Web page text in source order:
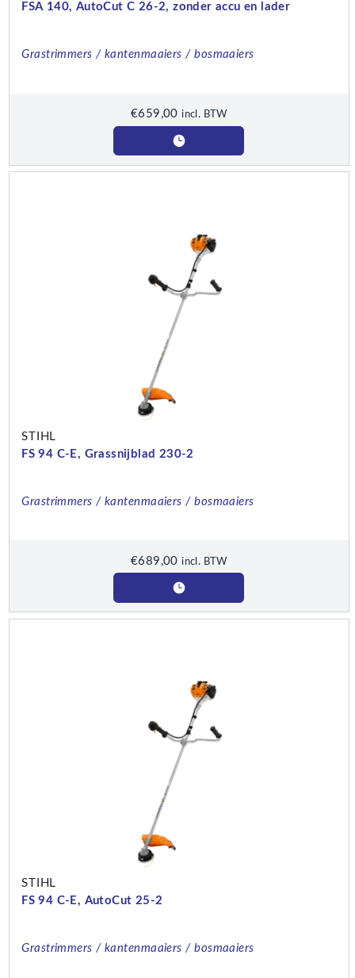
FSA 140, AutoCut C 26-2, zonder accu en lader
Grastrimmers / kantenmaaiers / bosmaaiers
€659,00 incl. BTW
STIHL
FS 94 C-E, Grassnijblad 230-2
Grastrimmers / kantenmaaiers / bosmaaiers
€689,00 incl. BTW
STIHL
FS 94 C-E, AutoCut 25-2
Grastrimmers / kantenmaaiers / bosmaaiers